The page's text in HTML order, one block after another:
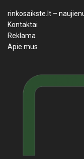
rinkosaikste.lt –
Kontaktai
Reklama
Apie mus